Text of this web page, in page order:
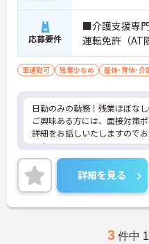
応募要件
■介護支援専
運転免許（AT
車通勤可 残業少なめ 産休･育休･介
日勤のみの勤務！残業ほぼな
ご興味ある方には、面接対策
詳細をお話しいたしますので
い！
詳細を見る
3 件中